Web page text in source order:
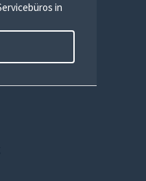
in